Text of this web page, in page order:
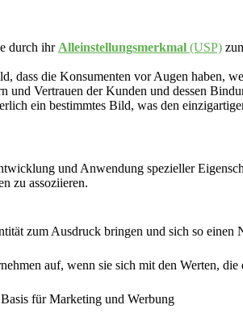
durch ihr Alleinstellungsmerkmal (USP)
dass die Konsumenten vor Augen haben,
und Vertrauen der Kunden und dessen
ein bestimmtes Bild, was den
und Anwendung spezieller
zu assoziieren.
zum Ausdruck bringen und sich so einen
auf, wenn sie sich mit den Werten,
für Marketing und Werbung